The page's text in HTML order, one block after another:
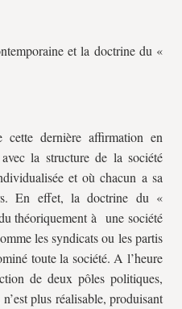
et la doctrine du «
dernière affirmation en
la structure de la société
et où chacun a sa
En effet, la doctrine du «
théoriquement à une société
les syndicats ou les partis
toute la société. A l’heure
de deux pôles politiques,
plus réalisable, produisant